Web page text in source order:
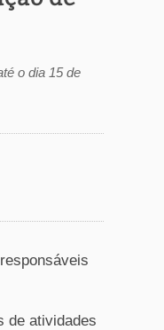
o dia 15 de
de atividades